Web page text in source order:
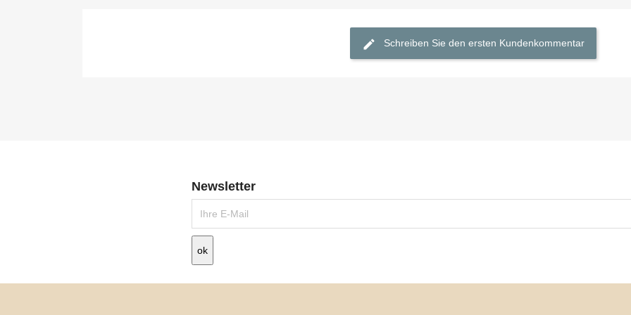
Schreiben Sie den ersten Kundenkommentar
Newsletter